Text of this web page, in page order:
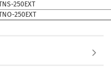
250EXT
250EXT